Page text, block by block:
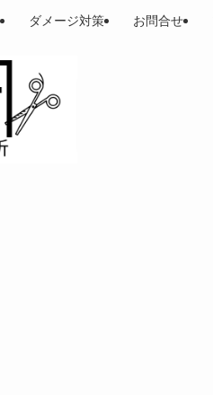
ダメージ対策 お問合せ